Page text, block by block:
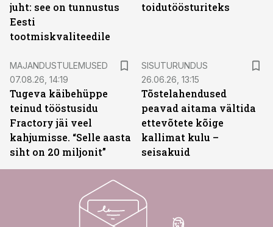
juht: see on tunnustus
Eesti
tootmiskvaliteedile
toidutöösturiteks
MAJANDUSTULEMUSED
07.08.26, 14:19
Tugeva käibehüppe
teinud tööstusidu
Fractory jäi veel
kahjumisse. “Selle aasta
siht on 20 miljonit”
SISUTURUNDUS
26.06.26, 13:15
Tõstelahendused
peavad aitama vältida
ettevõtete kõige
kallimat kulu –
seisakuid